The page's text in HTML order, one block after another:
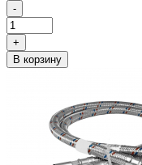
-
+
В корзину